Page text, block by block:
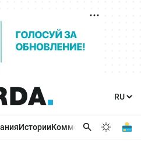
ИсторииКомментарииБизнес